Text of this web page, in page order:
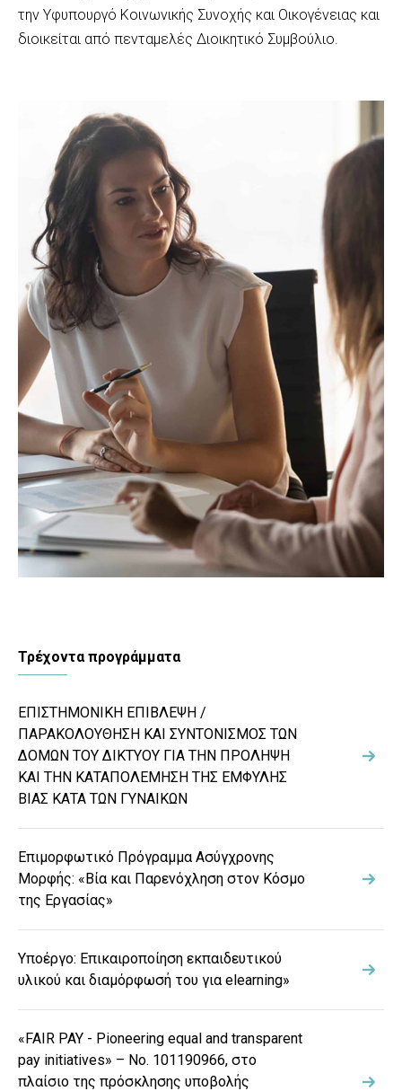
την Υφυπουργό Κοινωνικής Συνοχής και Οικογένειας και
διοικείται από πενταμελές Διοικητικό Συμβούλιο.
Τρέχοντα προγράμματα
ΕΠΙΣΤΗΜΟΝΙΚΗ ΕΠΙΒΛΕΨΗ /
ΠΑΡΑΚΟΛΟΥΘΗΣΗ ΚΑΙ ΣΥΝΤΟΝΙΣΜΟΣ ΤΩΝ
ΔΟΜΩΝ ΤΟΥ ΔΙΚΤΥΟΥ ΓΙΑ ΤΗΝ ΠΡΟΛΗΨΗ
ΚΑΙ ΤΗΝ ΚΑΤΑΠΟΛΕΜΗΣΗ ΤΗΣ ΕΜΦΥΛΗΣ
ΒΙΑΣ ΚΑΤΑ ΤΩΝ ΓΥΝΑΙΚΩΝ
Επιμορφωτικό Πρόγραμμα Ασύγχρονης
Μορφής: «Βία και Παρενόχληση στον Κόσμο
της Εργασίας»
Υποέργο: Επικαιροποίηση εκπαιδευτικού
υλικού και διαμόρφωσή του για elearning»
«FAIR PAY - Pioneering equal and transparent
pay initiatives» – Νο. 101190966, στο
πλαίσιο της πρόσκλησης υποβολής